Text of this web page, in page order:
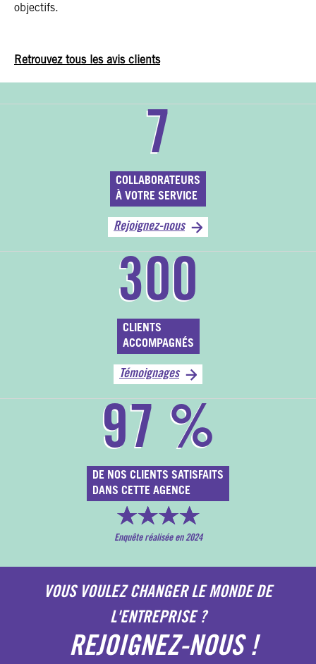
objectifs.
Retrouvez tous les avis clients
7
COLLABORATEURS
À VOTRE SERVICE
Rejoignez-nous
300
CLIENTS
ACCOMPAGNÉS
Témoignages
97 %
DE NOS CLIENTS SATISFAITS
DANS CETTE AGENCE
Enquête réalisée en 2024
VOUS VOULEZ CHANGER LE MONDE DE
L'ENTREPRISE ?
REJOIGNEZ-NOUS !